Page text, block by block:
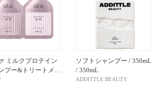
ミルクプロテイン
プー&トリートメ…
ソフトシャンプー / 350mL
/ 350mL
ADDITTLE BEAUTY